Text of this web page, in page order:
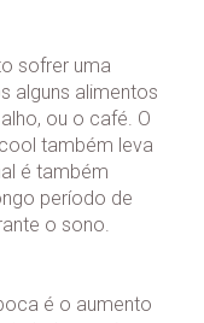
sofrer uma
alguns alimentos
ou o café. O
também leva
é também
período de
o sono.
é o aumento